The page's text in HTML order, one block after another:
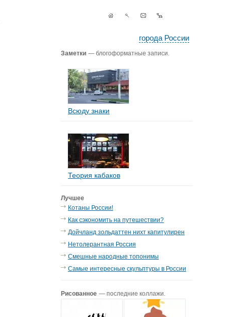
города России
Заметки — блогоформатные записи.
Всюду знаки
Теория кабаков
Лучшее
Котаны России!
Как сэкономить на путешествии?
Дойчланд зольдаттен нихт капитулирен
Нетолерантная Россия
Смешные народные топонимы
Самые интересные скульптуры в России
Рисованное — последние коллажи.